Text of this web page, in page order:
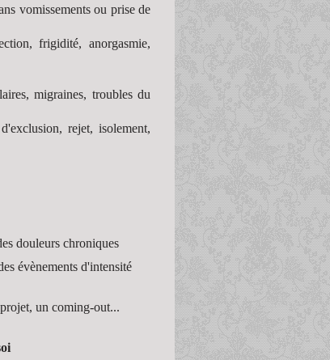
vomissements ou prise de
frigidité, anorgasmie,
migraines, troubles du
rejet, isolement,
douleurs chroniques
évènements d'intensité
un coming-out...